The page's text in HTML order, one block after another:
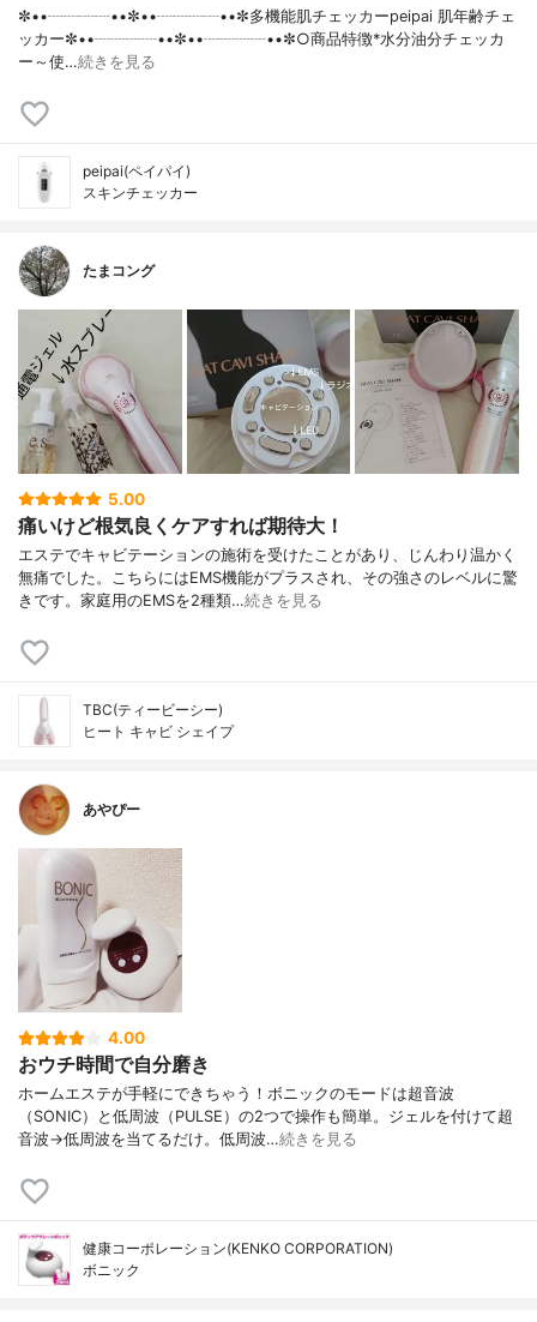
✼••┈┈┈┈••✼••┈┈┈┈••✼多機能肌チェッカーpeipai 肌年齢チェ
ッカー✼••┈┈┈┈••✼••┈┈┈┈••✼○商品特徴*水分油分チェッカ
ー～使…続きを見る
peipai(ペイパイ)
スキンチェッカー
たまコング
5.00
痛いけど根気良くケアすれば期待大！
エステでキャビテーションの施術を受けたことがあり、じんわり温かく
無痛でした。こちらにはEMS機能がプラスされ、その強さのレベルに驚
きです。家庭用のEMSを2種類…続きを見る
TBC(ティービーシー)
ヒート キャビ シェイプ
あやぴー
4.00
おウチ時間で自分磨き
ホームエステが手軽にできちゃう！ボニックのモードは超音波
（SONIC）と低周波（PULSE）の2つで操作も簡単。ジェルを付けて超
音波→低周波を当てるだけ。低周波…続きを見る
健康コーポレーション(KENKO CORPORATION)
ボニック